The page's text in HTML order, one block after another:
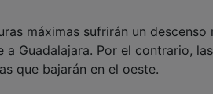
máximas sufrirán un
Guadalajara. Por el contrario,
que bajarán en el oeste.